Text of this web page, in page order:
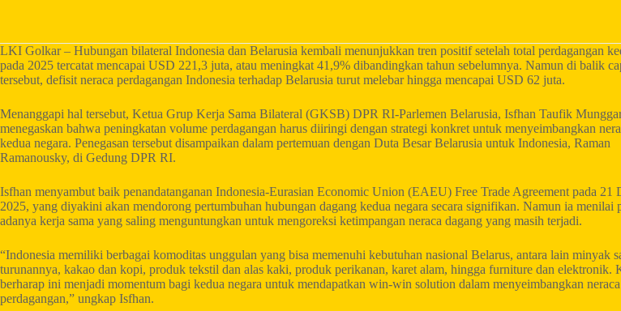
LKI Golkar – Hubungan bilateral Indonesia dan Belarusia kembali menunjukkan tren positif setelah total perdagangan
pada 2025 tercatat mencapai USD 221,3 juta, atau meningkat 41,9% dibandingkan tahun sebelumnya. Namun di balik
tersebut, defisit neraca perdagangan Indonesia terhadap Belarusia turut melebar hingga mencapai USD 62 juta.
Menanggapi hal tersebut, Ketua Grup Kerja Sama Bilateral (GKSB) DPR RI-Parlemen Belarusia, Isfhan Taufik
menegaskan bahwa peningkatan volume perdagangan harus diiringi dengan strategi konkret untuk menyeimbangkan
kedua negara. Penegasan tersebut disampaikan dalam pertemuan dengan Duta Besar Belarusia untuk Indonesia, Raman
Ramanousky, di Gedung DPR RI.
Isfhan menyambut baik penandatanganan Indonesia-Eurasian Economic Union (EAEU) Free Trade Agreement pada 21
2025, yang diyakini akan mendorong pertumbuhan hubungan dagang kedua negara secara signifikan. Namun ia menilai
adanya kerja sama yang saling menguntungkan untuk mengoreksi ketimpangan neraca dagang yang masih terjadi.
“Indonesia memiliki berbagai komoditas unggulan yang bisa memenuhi kebutuhan nasional Belarus, antara lain minyak
turunannya, kakao dan kopi, produk tekstil dan alas kaki, produk perikanan, karet alam, hingga furniture dan elektronik.
berharap ini menjadi momentum bagi kedua negara untuk mendapatkan win-win solution dalam menyeimbangkan neraca
perdagangan,” ungkap Isfhan.